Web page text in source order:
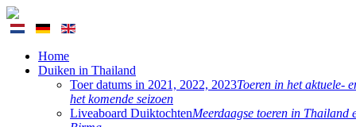
Home
Duiken in Thailand
Toer datums in 2021, 2022, 2023Toeren in het aktuele-
het komende seizoen
Liveaboard DuiktochtenMeerdaagse toeren in Thailand